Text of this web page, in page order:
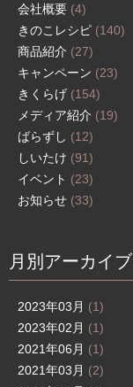
会社概要 (4)
きのこレシピ (140)
商品紹介 (27)
キャンペーン (23)
きくらげ (154)
メディア紹介 (19)
ばらずし (12)
しいたけ (91)
イベント (23)
お知らせ (33)
月別アーカイブ
2023年03月 (1)
2023年02月 (1)
2021年06月 (1)
2021年03月 (2)